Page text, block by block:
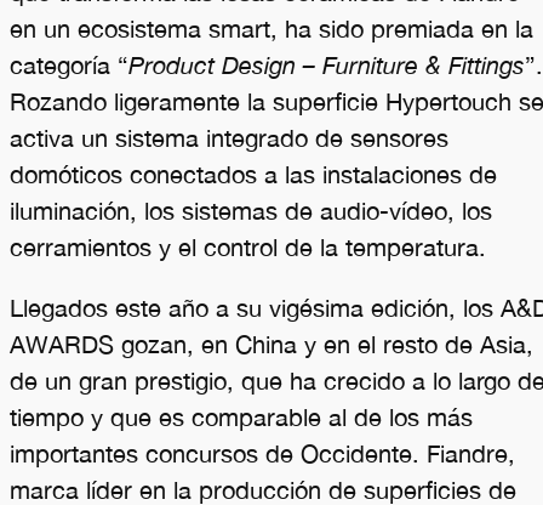
en un ecosistema smart, ha sido premiada en la
categoría “Product Design – Furniture & Fittings”.
Rozando ligeramente la superficie Hypertouch se
activa un sistema integrado de sensores
domóticos conectados a las instalaciones de
iluminación, los sistemas de audio-vídeo, los
cerramientos y el control de la temperatura.
Llegados este año a su vigésima edición, los
AWARDS gozan, en China y en el resto de Asia,
de un gran prestigio, que ha crecido a lo largo
tiempo y que es comparable al de los más
importantes concursos de Occidente. Fiandre,
marca líder en la producción de superficies de